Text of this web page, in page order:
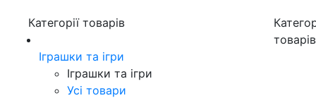
Категорії товарів
Іграшки та ігри
Іграшки та ігри
Усі товари
товарів